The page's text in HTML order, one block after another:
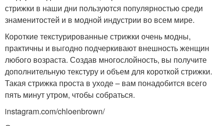
стрижки в наши дни пользуются популярностью среди
знаменитостей и в модной индустрии во всем мире.
Короткие текстурированные стрижки очень модны,
практичны и выгодно подчеркивают внешность женщин
любого возраста. Создав многослойность, вы получите
дополнительную текстуру и объем для короткой стрижки.
Такая стрижка проста в уходе – вам понадобится всего
пять минут утром, чтобы собраться.
instagram.com/chloenbrown/